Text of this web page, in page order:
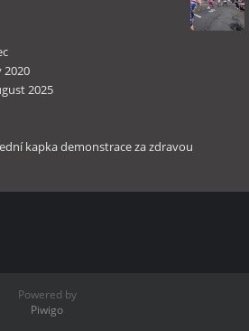
2020
2025
kapka demonstrace za zdravou
Powered by
Piwigo